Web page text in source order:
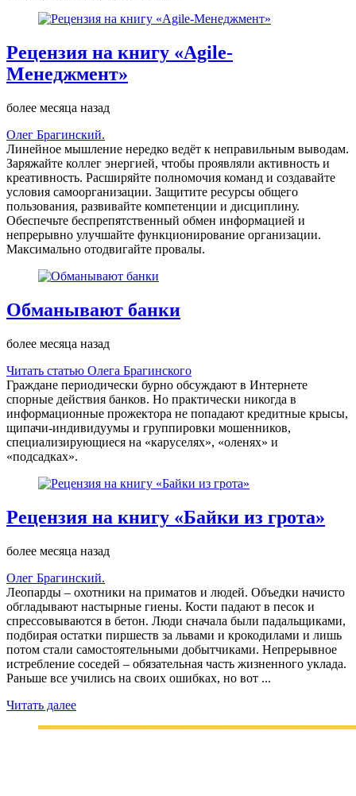
Рецензия на книгу «Agile-
Менеджмент»
более месяца назад
Олег Брагинский.
Линейное мышление нередко ведёт к неправильным выводам.
Заряжайте коллег энергией, чтобы проявляли активность и
креативность. Расширяйте полномочия команд и создавайте
условия самоорганизации. Защитите ресурсы общего
пользования, развивайте компетенции и дисциплину.
Обеспечьте беспрепятственный обмен информацией и
непрерывно улучшайте функционирование организации.
Максимально отодвигайте провалы.
Обманывают банки
более месяца назад
Читать статью Олега Брагинского
Граждане периодически бурно обсуждают в Интернете
спорные действия банков. Но практически никогда в
информационные прожектора не попадают кредитные крысы,
щипачи-индивидуумы и группировки мошенников,
специализирующиеся на «каруселях», «оленях» и
«подсадках».
Рецензия на книгу «Байки из грота»
более месяца назад
Олег Брагинский.
Леопарды – охотники на приматов и людей. Объедки начисто
обгладывают настырные гиены. Кости падают в песок и
спрессовываются в бетон. Люди сначала были падальщиками,
подбирая остатки пиршеств за львами и крокодилами и лишь
потом стали самостоятельными добытчиками. Непрерывное
истребление соседей – обязательная часть жизненного уклада.
Раньше все учились на своих ошибках, но вот ...
Читать далее